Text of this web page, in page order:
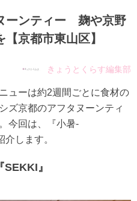
ーンティー 麹や京野
京都市東山区】
きょうとくらす編集部
ューは約2週間ごとに食材の
ズ京都のアフタヌーンティ
今回は、『小暑-
します。
』